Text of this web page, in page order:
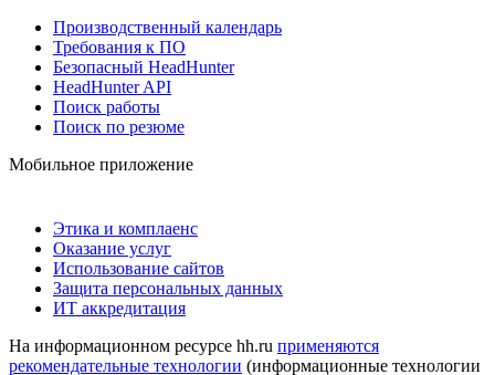
Производственный календарь
Требования к ПО
Безопасный HeadHunter
HeadHunter API
Поиск работы
Поиск по резюме
Мобильное приложение
Этика и комплаенс
Оказание услуг
Использование сайтов
Защита персональных данных
ИТ аккредитация
На информационном ресурсе hh.ru применяются
рекомендательные технологии (информационные технологии